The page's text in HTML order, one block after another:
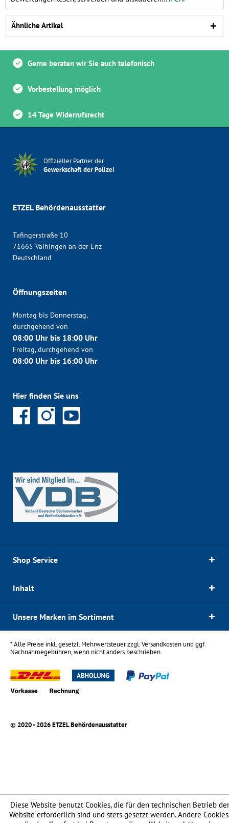
Ähnliche Artikel
Gerne beraten wir Sie auch telefonisch
Vorbestellung möglich
14 Tage Widerrufsrecht
Offizieller Partner der
Gewerkschaft der Polizei
ETZEL Behördenausstatter
Tafingerstraße 10
71665 Vaihingen an der Enz
Deutschland
Öffnungszeiten
Montag bis Donnerstag,
durchgehend von
08:00 Uhr bis 18:00 Uhr
Freitag, durchgehend von
08:00 Uhr bis 16:00 Uhr
Hier finden Sie uns
Shop Service
Inhalt
Unsere Marken im Sortiment
* Alle Preise inkl. gesetzl. Mehrwertsteuer zzgl.Versandkostenund ggf.
Nachnahmegebühren, wenn nicht anders beschrieben
© 2020 - 2026 ETZEL Behördenausstatter
Diese Website benutzt Cookies, die für den technischen Betrieb der
Website erforderlich sind und stets gesetzt werden. Andere